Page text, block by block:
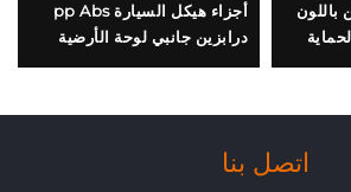
باللون
شبكة
أجزاء هيكل السيارة pp Abs
درابزين جانبي لوحة الأرضية
سلم الدخول لـ لاند كروزر
اتصل بنا